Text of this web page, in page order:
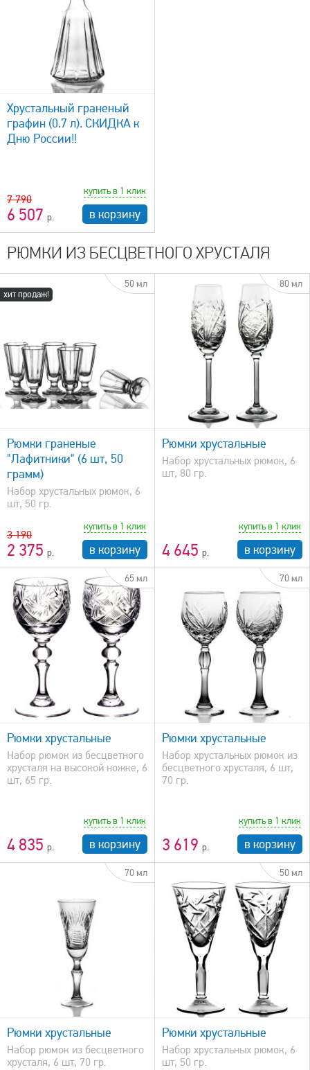
Хрустальный граненый
графин (0.7 л). СКИДКА к
Дню России!!
7 790
6 507
купить в 1 клик
в корзину
РЮМКИ ИЗ БЕСЦВЕТНОГО ХРУСТАЛЯ
хит продаж!
50 мл
Рюмки граненые
"Лафитники" (6 шт, 50
грамм)
Набор хрустальных рюмок, 6
шт, 50 гр.
3 190
2 375
купить в 1 клик
в корзину
80 мл
Рюмки хрустальные
Набор хрустальных рюмок, 6
шт, 80 гр.
4 645
купить в 1 клик
в корзину
65 мл
Рюмки хрустальные
Набор рюмок из бесцветного
хрусталя на высокой ножке, 6
шт, 65 гр.
4 835
купить в 1 клик
в корзину
70 мл
быстрый просмотр
Рюмки хрустальные
Набор хрустальных рюмок из
бесцветного хрусталя, 6 шт,
70 гр.
3 619
купить в 1 клик
в корзину
70 мл
Рюмки хрустальные
Набор рюмок из бесцветного
хрусталя, 6 шт, 70 гр.
50 мл
быстрый просмотр
Рюмки хрустальные
Набор хрустальных рюмок, 6
шт, 50 гр.